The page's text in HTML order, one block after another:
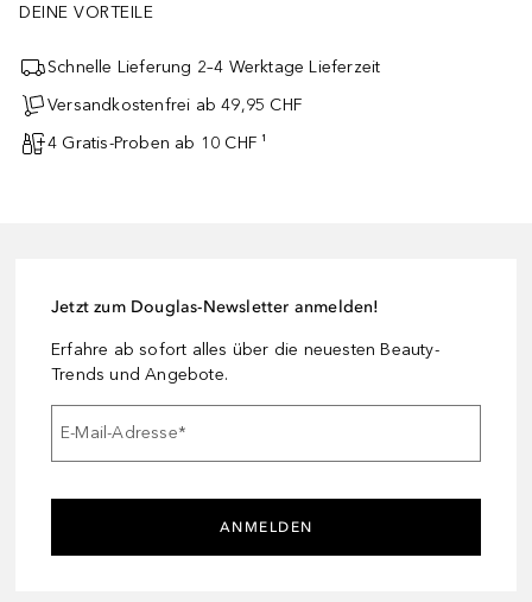
DEINE VORTEILE
Schnelle Lieferung 2–4 Werktage Lieferzeit
Versandkostenfrei ab 49,95 CHF
4 Gratis-Proben ab 10 CHF ¹
Jetzt zum Douglas-Newsletter anmelden!
Erfahre ab sofort alles über die neuesten Beauty-
Trends und Angebote.
E-Mail-Adresse*
ANMELDEN